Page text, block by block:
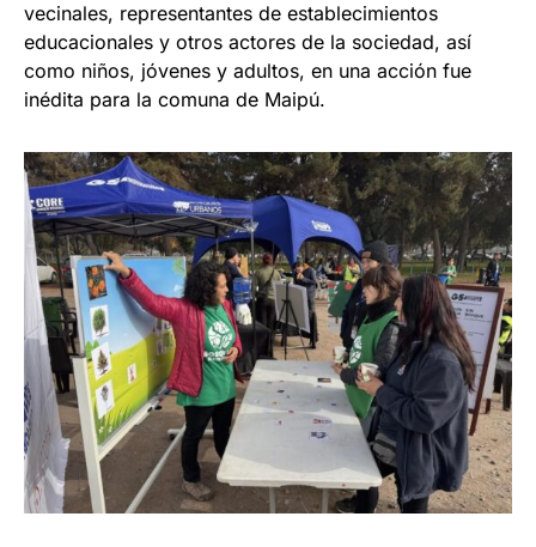
vecinales, representantes de establecimientos
educacionales y otros actores de la sociedad, así
como niños, jóvenes y adultos, en una acción fue
inédita para la comuna de Maipú.